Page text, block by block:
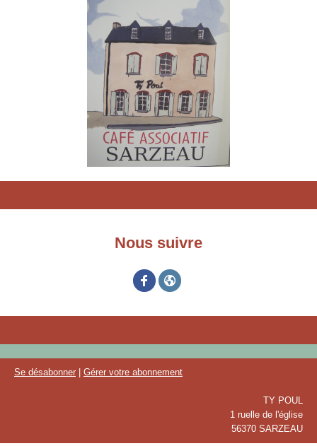
Nous suivre
Se désabonner Gérer votre abonnement
TY POUL
1 ruelle de l'église
56370 SARZEAU